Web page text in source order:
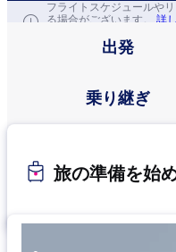
フライトスケジュールや
る場合がございます。 詳
出発
乗り継ぎ
旅の準備を始